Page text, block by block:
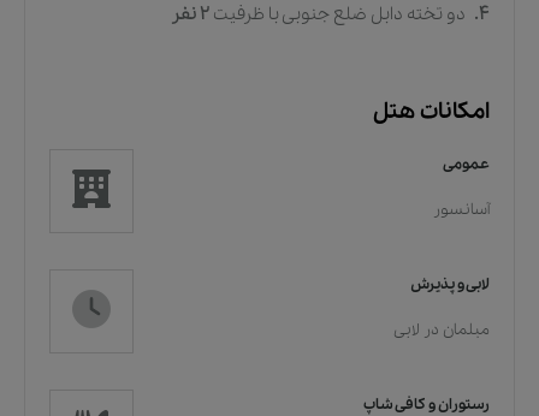
4. دو تخته دابل ضلع جنوبی با ظرفیت 2 نفر
امکانات هتل
عمومی
آسانسور
لابی و پذیرش
مبلمان در لابی
رستوران و کافی شاپ